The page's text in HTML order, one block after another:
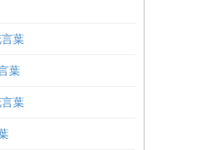
葉
葉
葉